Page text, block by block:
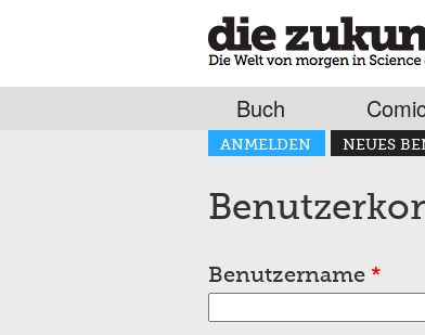
Buch
Haupt-Reiter
ANMELDEN
(AKTIVER REITER)
NEUES
Benutzername *